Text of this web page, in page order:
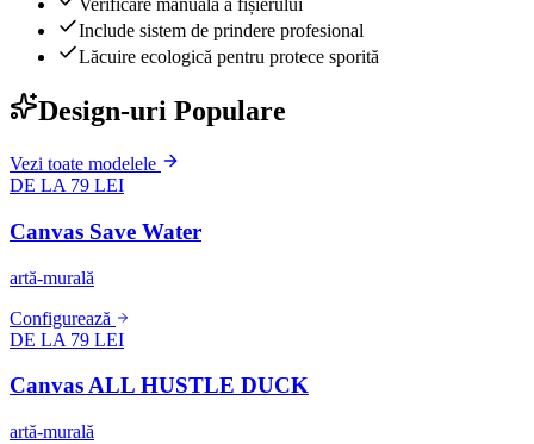
Verificare manuală a fișierului
Include sistem de prindere profesional
Lăcuire ecologică pentru protece sporită
Design-uri Populare
Vezi toate modelele
DE LA 79 LEI
Canvas Save Water
artă-murală
Configurează
DE LA 79 LEI
Canvas ALL HUSTLE DUCK
artă-murală